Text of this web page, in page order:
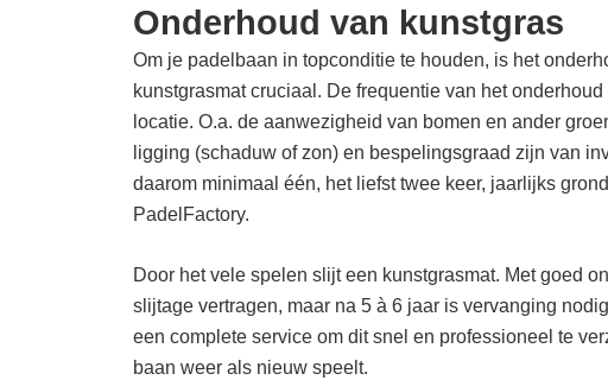
Onderhoud van kunstgras
Om je padelbaan in topconditie te houden, is het
kunstgrasmat cruciaal. De frequentie van het
locatie. O.a. de aanwezigheid van bomen en ander
ligging (schaduw of zon) en bespelingsgraad zijn van
daarom minimaal één, het liefst twee keer, jaarlijks
PadelFactory.
Door het vele spelen slijt een kunstgrasmat. Met goed
slijtage vertragen, maar na 5 à 6 jaar is vervanging
een complete service om dit snel en professioneel te
baan weer als nieuw speelt.